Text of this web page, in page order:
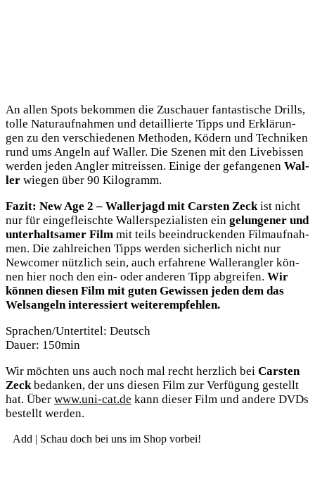
An allen Spots bekom­men die Zuschau­er fan­tas­ti­sche Drills,
tol­le Natur­auf­nah­men und detail­lier­te Tipps und Erklä­run­
gen zu den ver­schie­de­nen Metho­den, Ködern und Tech­ni­ken
rund ums Angeln auf Wal­ler. Die Sze­nen mit den Live­bis­sen
wer­den jeden Ang­ler mit­reis­sen. Eini­ge der gefan­ge­nen Wal­
ler wie­gen über 90 Kilogramm.
Fazit: New Age 2 – Wal­ler­jagd mit Cars­ten Zeck ist nicht
nur für ein­ge­fleisch­te Wal­ler­spe­zia­lis­ten ein gelun­ge­ner und
unter­halt­sa­mer Film mit teils beein­dru­cken­den Film­auf­nah­
men. Die zahl­rei­chen Tipps wer­den sicher­lich nicht nur
New­co­mer nütz­lich sein, auch erfah­re­ne Wal­ler­ang­ler kön­
nen hier noch den ein- oder ande­ren Tipp abgrei­fen. Wir
kön­nen die­sen Film mit guten Gewis­sen jeden dem das
Wel­s­an­geln inter­es­siert weiterempfehlen.
Sprachen/Untertitel: Deutsch
Dau­er: 150min
Wir möch­ten uns auch noch mal recht herz­lich bei Cars­ten
Zeck bedan­ken, der uns die­sen Film zur Ver­fü­gung gestellt
hat. Über www.uni-cat.de kann die­ser Film und ande­re DVDs
bestellt werden.
Add | Schau doch bei uns im Shop vorbei!